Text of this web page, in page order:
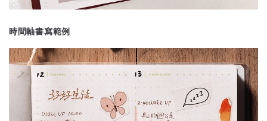
時間軸書寫範例